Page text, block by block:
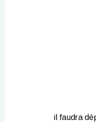
il faudra